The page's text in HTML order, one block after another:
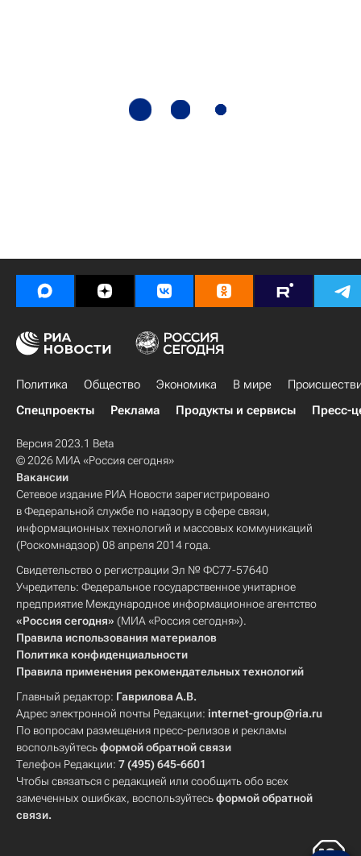
Политика Общество Экономика В мире
Спецпроекты
Реклама Продукты и сервисы Пресс-
Версия 2023.1 Beta
© 2026 МИА «Россия сегодня»
Вакансии
Сетевое издание РИА Новости зарегистрировано
в Федеральной службе по надзору в сфере связи,
информационных технологий и массовых коммуникаций
(Роскомнадзор) 08 апреля 2014 года.
Свидетельство о регистрации Эл № ФС77-57640
Учредитель: Федеральное государственное унитарное
предприятие Международное информационное агентство
«Россия сегодня» (МИА «Россия сегодня»).
Правила использования материалов
Политика конфиденциальности
Правила применения рекомендательных технологий
Главный редактор: Гаврилова А.В.
Адрес электронной почты Редакции: internet-group@ria.ru
По вопросам размещения пресс-релизов и рекламы
воспользуйтесьформой обратной связи
Телефон Редакции: 7 (495) 645-6601
Чтобы связаться с редакцией или сообщить обо всех
замеченных ошибках, воспользуйтесьформой обратной
связи.